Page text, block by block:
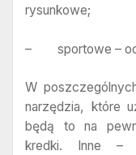
rysunkowe;
– sportowe –
W
narzędzia, które
będą to na
kredki. Inne –